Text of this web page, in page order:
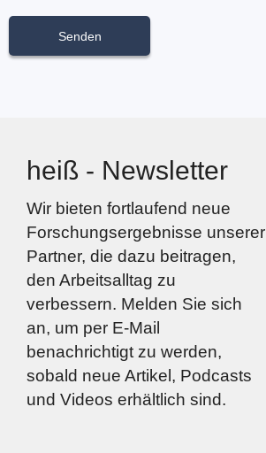
heiß - Newsletter
Wir bieten fortlaufend neue
Forschungsergebnisse unserer
Partner, die dazu beitragen,
den Arbeitsalltag zu
verbessern. Melden Sie sich
an, um per E-Mail
benachrichtigt zu werden,
sobald neue Artikel, Podcasts
und Videos erhältlich sind.